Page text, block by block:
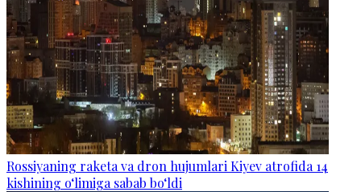
Rossiyaning raketa va dron hujumlari Kiyev atrofida 14
kishining o‘limiga sabab bo‘ldi